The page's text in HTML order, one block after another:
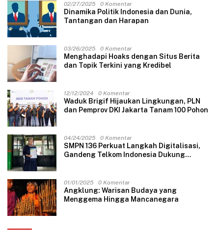
02/27/2025 0 Komentar
Dinamika Politik Indonesia dan Dunia,
Tantangan dan Harapan
03/26/2025 0 Komentar
Menghadapi Hoaks dengan Situs Berita
dan Topik Terkini yang Kredibel
12/12/2024 0 Komentar
Waduk Brigif Hijaukan Lingkungan, PLN
dan Pemprov DKI Jakarta Tanam 100 Pohon
04/24/2025 0 Komentar
SMPN 136 Perkuat Langkah Digitalisasi,
Gandeng Telkom Indonesia Dukung
01/01/2025 0 Komentar
Angklung: Warisan Budaya yang
Menggema Hingga Mancanegara